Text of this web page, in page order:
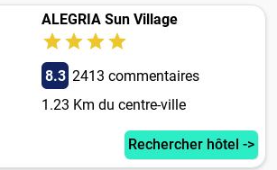
ALEGRIA Sun Village
8.3 2413 commentaires
1.23 Km du centre-ville
Rechercher hôtel ->